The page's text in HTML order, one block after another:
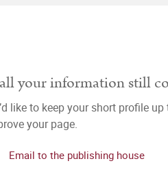
your information still
like to keep your short profile
your page.
Email to the publishing house